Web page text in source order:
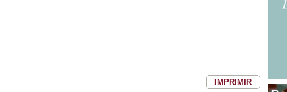
IMPRIMIR